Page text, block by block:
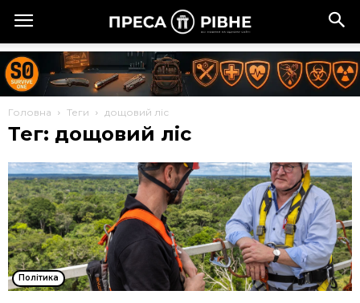
Головна Теги дощовий ліс
Тег: дощовий ліс
Політика